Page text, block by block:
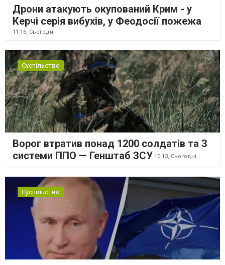
Дрони атакують окупований Крим - у
Керчі серія вибухів, у Феодосії пожежа
11:16, Сьогодні
Суспільство
Ворог втратив понад 1200 солдатів та 3
системи ППО — Генштаб ЗСУ 10:13, Сьогодні
Суспільство